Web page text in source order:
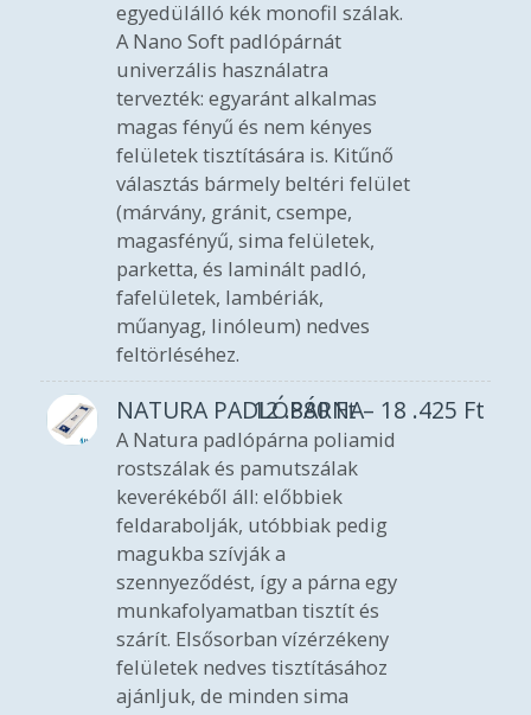
egyedülálló kék monofil szálak.
A Nano Soft padlópárnát
univerzális használatra
tervezték: egyaránt alkalmas
magas fényű és nem kényes
felületek tisztítására is. Kitűnő
választás bármely beltéri felület
(márvány, gránit, csempe,
magasfényű, sima felületek,
parketta, és laminált padló,
fafelületek, lambériák,
műanyag, linóleum) nedves
feltörléséhez.
NATURA PADLÓPÁRNA
12 .880Ft– 18 .425 Ft
A Natura padlópárna poliamid
rostszálak és pamutszálak
keverékéből áll: előbbiek
feldarabolják, utóbbiak pedig
magukba szívják a
szennyeződést, így a párna egy
munkafolyamatban tisztít és
szárít. Elsősorban vízérzékeny
felületek nedves tisztításához
ajánljuk, de minden sima